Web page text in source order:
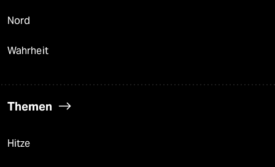
Nord
Wahrheit
Themen
Hitze